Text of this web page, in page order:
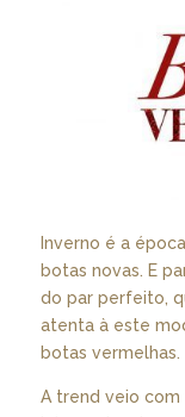
Inverno é a
botas novas. E
do par perfeito,
atenta à este
botas vermelhas.
A trend veio com